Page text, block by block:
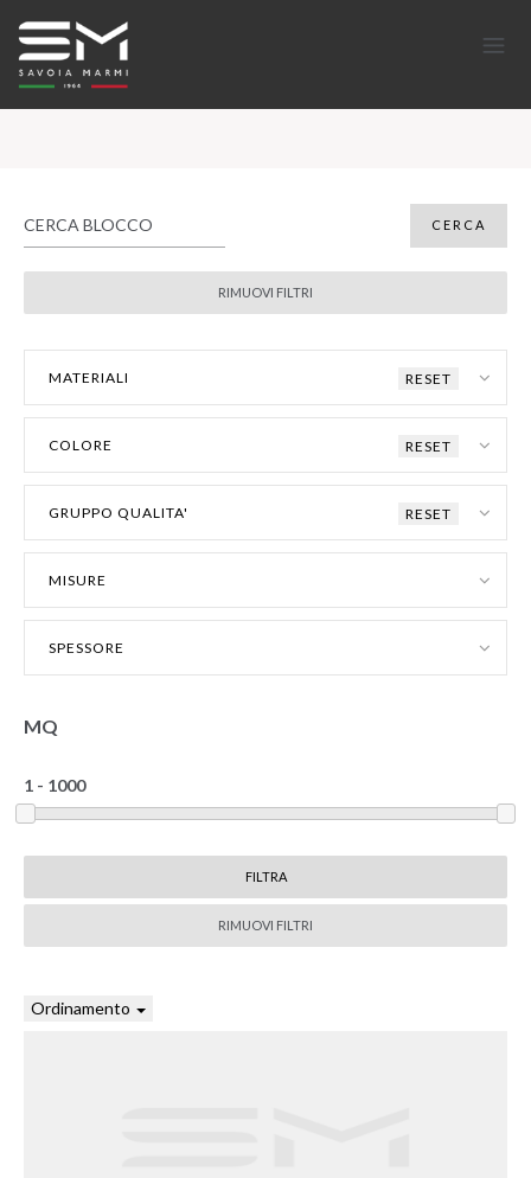
MATERIALI RESET
COLORE RESET
GRUPPO QUALITA' RESET
MISURE
SPESSORE
MQ
RIMUOVI FILTRI
Ordinamento